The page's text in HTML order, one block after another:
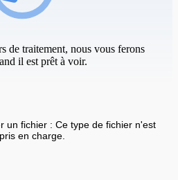
de traitement, nous vous ferons
il est prêt à voir.
un fichier : Ce type de fichier n'est
en charge.